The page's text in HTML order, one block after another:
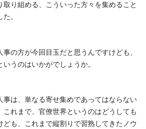
取り組める、こういった方々を集めること
。
の方が今回目玉だと思うんですけども、
うのはいかがでしょうか。
は、単なる寄せ集めであってはならない
これまで、官僚世界というのはどうしても
ども、これまで縦割りで習熟してきたノウ